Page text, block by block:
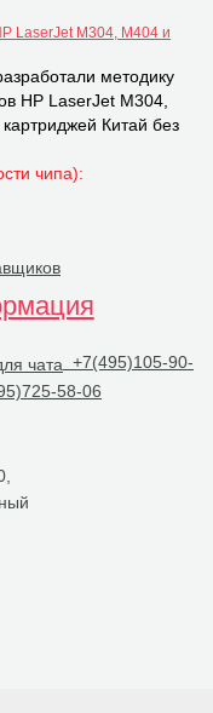
LaserJet M304, M404 и
методику
НР LaserJet M304,
Китай без
чипа):
+7(495)105-90-
58-06